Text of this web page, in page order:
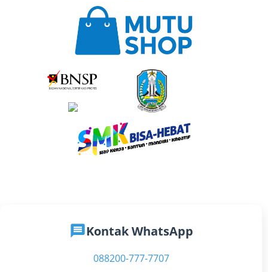
messageKontak WhatsApp
088200-777-7707